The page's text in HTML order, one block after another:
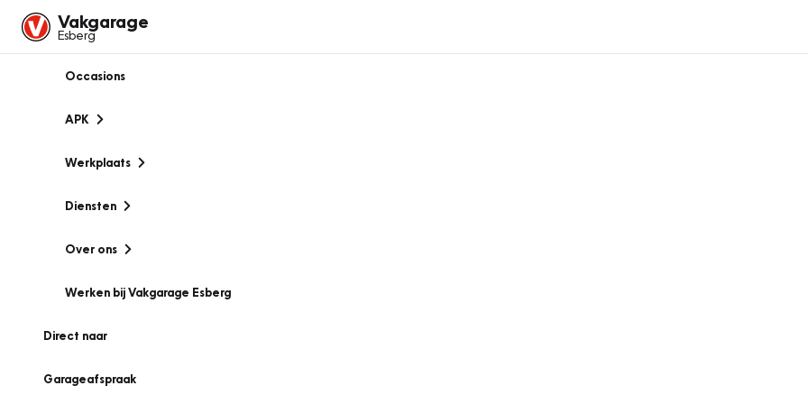
Vakgarage
Esberg
Occasions
APK
Werkplaats
Diensten
Over ons
Werken bij Vakgarage Esberg
Direct naar
Garageafspraak